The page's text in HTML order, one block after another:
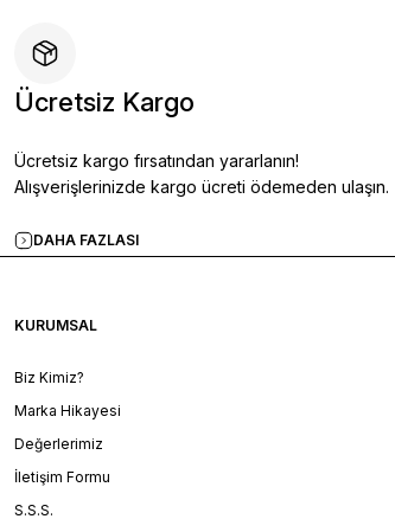
Ücretsiz Kargo
Ücretsiz kargo fırsatından yararlanın!
Alışverişlerinizde kargo ücreti ödemeden ulaşın.
DAHA FAZLASI
KURUMSAL
Biz Kimiz?
Marka Hikayesi
Değerlerimiz
İletişim Formu
S.S.S.